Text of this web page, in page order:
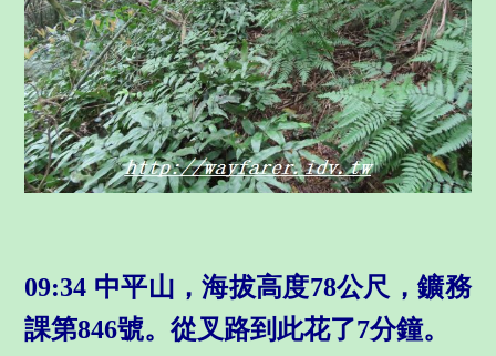
09:34 中平山，海拔高度78公尺，鑛務
課第846號。從叉路到此花了7分鐘。